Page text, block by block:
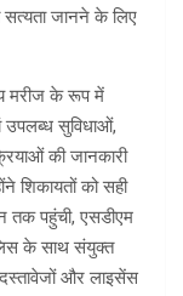
सत्यता जानने के लिए
मरीज के रूप में
उपलब्ध सुविधाओं,
की जानकारी
शिकायतों को सही
तक पहुंची, एसडीएम
के साथ संयुक्त
और लाइसेंस